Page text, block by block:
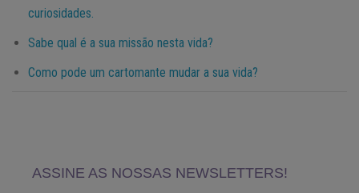
curiosidades.
Sabe qual é a sua missão nesta vida?
Como pode um cartomante mudar a sua vida?